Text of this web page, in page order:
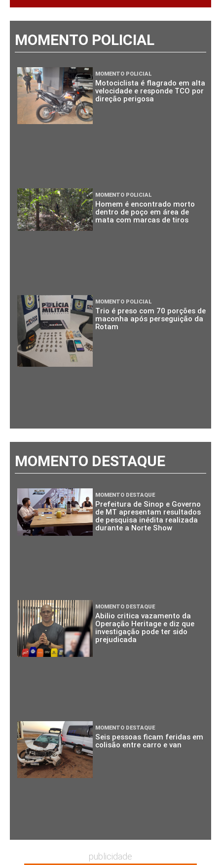
MOMENTO POLICIAL
MOMENTO POLICIAL
Motociclista é flagrado em alta
velocidade e responde TCO por
direção perigosa
MOMENTO POLICIAL
Homem é encontrado morto
dentro de poço em área de
mata com marcas de tiros
MOMENTO POLICIAL
Trio é preso com 70 porções de
maconha após perseguição da
Rotam
MOMENTO DESTAQUE
MOMENTO DESTAQUE
Prefeitura de Sinop e Governo
de MT apresentam resultados
de pesquisa inédita realizada
durante a Norte Show
MOMENTO DESTAQUE
Abilio critica vazamento da
Operação Heritage e diz que
investigação pode ter sido
prejudicada
MOMENTO DESTAQUE
Seis pessoas ficam feridas em
colisão entre carro e van
publicidade